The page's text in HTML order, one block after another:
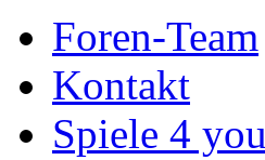
Foren-Team
Kontakt
Spiele 4 you